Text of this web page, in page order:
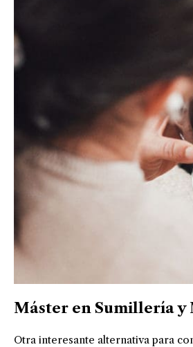
Máster en Sumillería y
Otra interesante alternativa para